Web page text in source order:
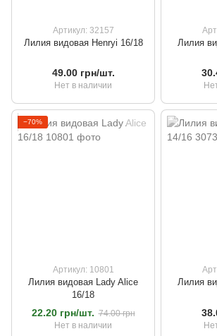
Артикул: 32157
Лилия видовая Henryi 16/18
49.00 грн/шт.
Нет в наличии
Лилия
−70%
Артикул: 10801
Лилия видовая Lady Alice
16/18
22.20 грн/шт. 74.00 грн
Нет в наличии
Лилия